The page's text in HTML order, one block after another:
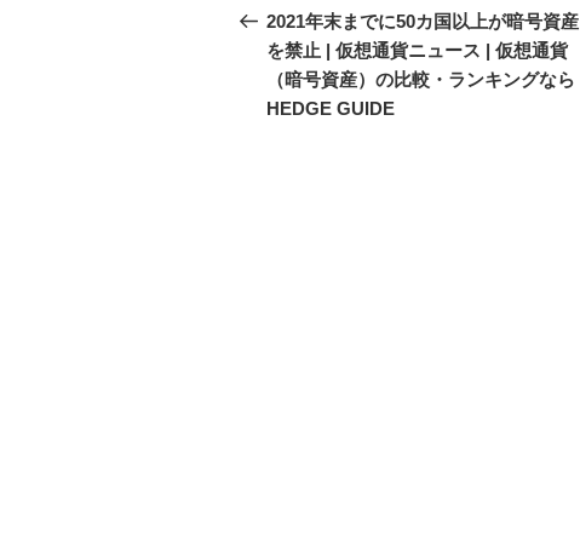
稿
ナ
ビ
の
投
稿
2021年末までに50カ国以上が暗号資産
を禁止 | 仮想通貨ニュース | 仮想通貨
（暗号資産）の比較・ランキングなら
HEDGE GUIDE